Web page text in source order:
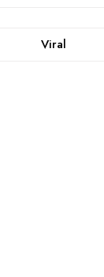
Viral